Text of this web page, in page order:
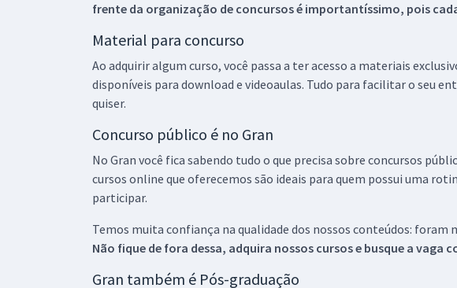
frente da organização de concursos é importantíssimo, pois
Material para concurso
Ao adquirir algum curso, você passa a ter acesso a materiais
disponíveis para download e videoaulas. Tudo para facilitar o seu
quiser.
Concurso público é no Gran
No Gran você fica sabendo tudo o que precisa sobre concursos
cursos online que oferecemos são ideais para quem possui uma
participar.
Temos muita confiança na qualidade dos nossos conteúdos: foram
Não fique de fora dessa, adquira nossos cursos e busque a
Gran também é Pós-graduação